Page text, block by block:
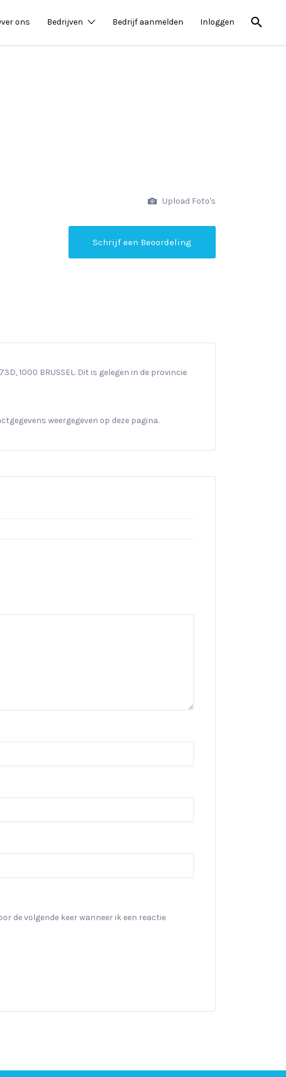
ons Bedrijven Bedrijf aanmelden Inloggen
Upload Foto's
Schrijf een Beoordeling
1000 BRUSSEL. Dit is gelegen in de provincie
weergegeven op deze pagina.
de volgende keer wanneer ik een reactie